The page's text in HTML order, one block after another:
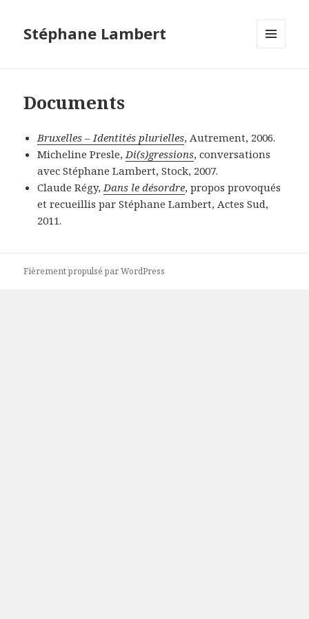
Stéphane Lambert
Documents
Bruxelles – Identités plurielles, Autrement, 2006.
Micheline Presle,Di(s)gressions, conversations
avec Stéphane Lambert, Stock, 2007.
Claude Régy,Dans le désordre, propos provoqués
et recueillis par Stéphane Lambert, Actes Sud,
2011.
Fièrement propulsé par WordPress